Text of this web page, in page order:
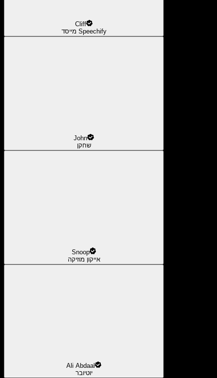
Cliff
מייסד Speechify
John
שחקן
Snoop
אייקון מוזיקה
Ali Abdaal
יוטיובר